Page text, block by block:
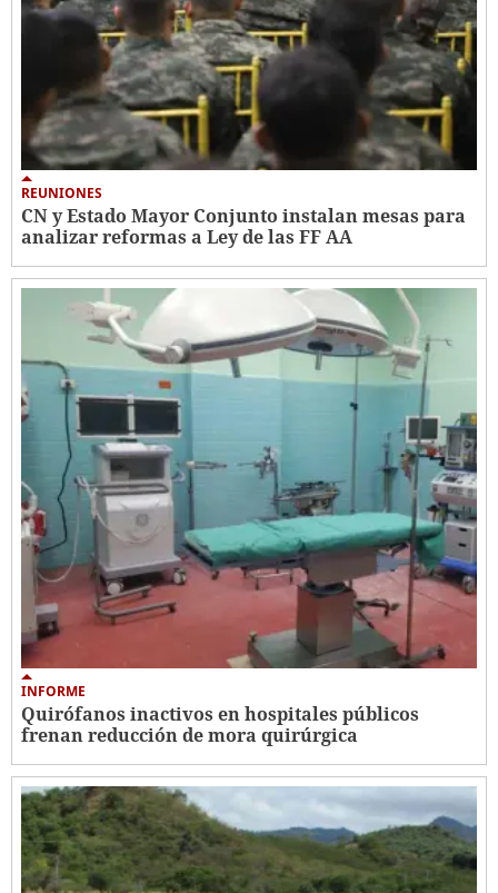
REUNIONES
CN y Estado Mayor Conjunto instalan mesas para
analizar reformas a Ley de las FF AA
INFORME
Quirófanos inactivos en hospitales públicos
frenan reducción de mora quirúrgica